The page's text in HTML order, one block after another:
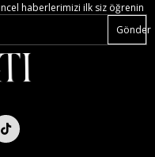
haberlerimizi ilk siz öğrenin
Gönder